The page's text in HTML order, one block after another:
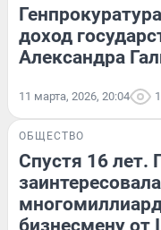
доход
Александра
11 марта, 2026, 20:04
ОБЩЕСТВО
Спустя 16 лет.
бизнесмену от